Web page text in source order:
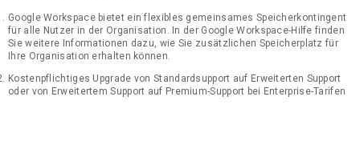
Google Workspace bietet ein flexibles gemeinsames Speicherkontingent
für alle Nutzer in der Organisation. In der Google Workspace-Hilfe finden
Sie weitere Informationen dazu, wie Sie zusätzlichen Speicherplatz für
Ihre Organisation erhalten können.
Kostenpflichtiges Upgrade von Standardsupport auf Erweiterten Support
oder von Erweitertem Support auf Premium-Support bei Enterprise-Tarifen